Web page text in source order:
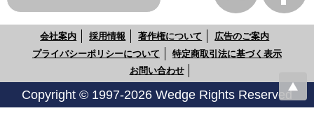
会社案内 採用情報 著作権について
広告のご案内
プライバシーポリシーについて
特定商取引法に基づく表示
お問い合わせ
Copyright © 1997-2026 Wedge Rights Reserved